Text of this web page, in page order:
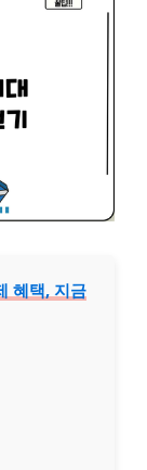
혜택, 지금